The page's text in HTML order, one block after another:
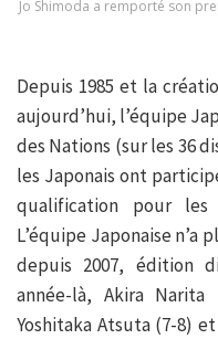
Jo Shimoda a remporté son
Depuis 1985 et la
aujourd’hui, l’équipe
des Nations (sur les 36
les Japonais ont
qualification pour les
L’équipe Japonaise n’a
depuis 2007, édition
année-là, Akira
Yoshitaka Atsuta (7-8)